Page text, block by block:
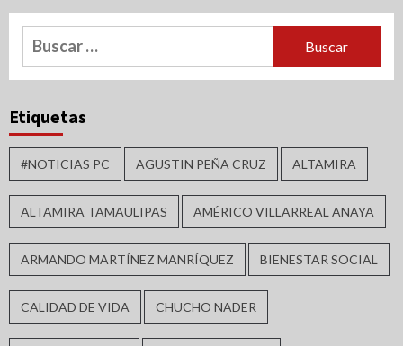
Buscar:
Etiquetas
#NOTICIAS PC AGUSTIN PEÑA CRUZ ALTAMIRA
ALTAMIRA TAMAULIPAS AMÉRICO VILLARREAL ANAYA
ARMANDO MARTÍNEZ MANRÍQUEZ BIENESTAR SOCIAL
CALIDAD DE VIDA CHUCHO NADER